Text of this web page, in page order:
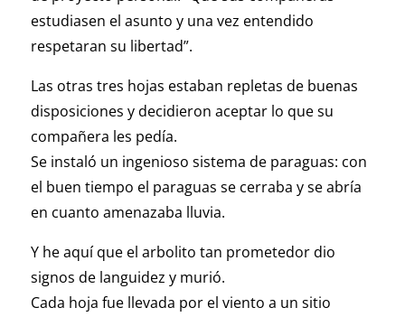
estudiasen el asunto y una vez entendido
respetaran su libertad”.
Las otras tres hojas estaban repletas de buenas
disposiciones y decidieron aceptar lo que su
compañera les pedía.
Se instaló un ingenioso sistema de paraguas: con
el buen tiempo el paraguas se cerraba y se abría
en cuanto amenazaba lluvia.
Y he aquí que el arbolito tan prometedor dio
signos de languidez y murió.
Cada hoja fue llevada por el viento a un sitio